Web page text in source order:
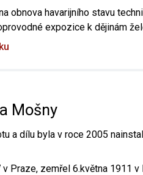
obnova havarijního stavu
expozice k dějinám
Mošny
a dílu byla v roce 2005
v Praze, zemřel 6.května 1911